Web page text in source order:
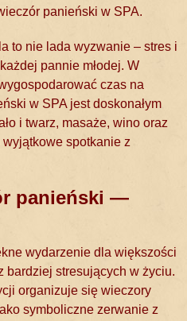
panieński w SPA.
to nie lada wyzwanie – stres i
pannie młodej. W
czas na
w SPA jest doskonałym
i twarz, masaże, wino oraz
spotkanie z
panieński —
wydarzenie dla większości
bardziej stresujących w życiu.
organizuje się wieczory
symboliczne zerwanie z